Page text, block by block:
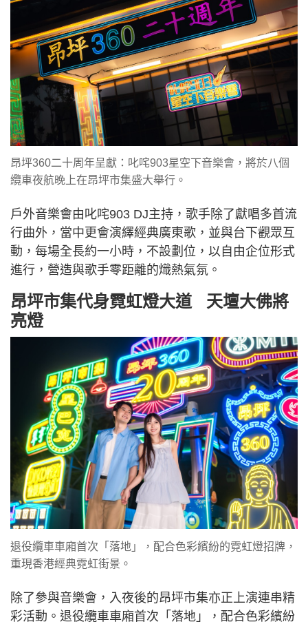
昂坪360二十周年呈獻：叱咤903星空下音樂會，將於八個
纜車夜航晚上在昂坪市集盛大舉行。
戶外音樂會由叱咤903 DJ主持，歌手除了獻唱多首流
行曲外，當中更會演繹經典廣東歌，並與台下觀眾互
動，每場全長約一小時，不設劃位，以自由企位形式
進行，營造與歌手零距離的熾熱氣氛。
昂坪市集代身霓虹燈大道 天壇大佛將
亮燈
退役纜車車廂首次「落地」，配合色彩繽紛的霓虹燈招牌，
重現香港經典霓虹街景。
除了參與音樂會，入夜後的昂坪市集亦正上演連串精
彩活動。退役纜車車廂首次「落地」，配合色彩繽紛